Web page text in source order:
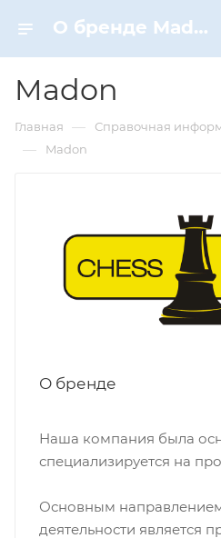
О бренде Madon
Madon
Главная — Справочная
— Madon
О бренде
Наша компания была
специализируется на
Основным
деятельности является